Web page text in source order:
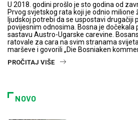
U 2018. godini prošlo je sto godina od
Prvog svjetskog rata koji je odnio
ljudskoj potrebi da se uspostavi drugačiji
povijesnim odnosima. Bosna je dočekala
sastavu Austro-Ugarske carevine.
ratovale za cara na svim stranama
marševe i govorili „Die Bosniaken
PROČITAJ VIŠE
NOVO